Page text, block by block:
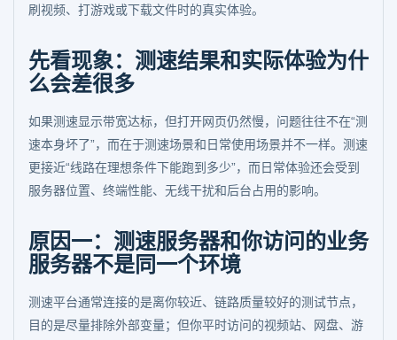
刷视频、打游戏或下载文件时的真实体验。
先看现象：测速结果和实际体验为什
么会差很多
如果测速显示带宽达标，但打开网页仍然慢，问题往往不在“测
速本身坏了”，而在于测速场景和日常使用场景并不一样。测速
更接近“线路在理想条件下能跑到多少”，而日常体验还会受到
服务器位置、终端性能、无线干扰和后台占用的影响。
原因一：测速服务器和你访问的业务
服务器不是同一个环境
测速平台通常连接的是离你较近、链路质量较好的测试节点，
目的是尽量排除外部变量；但你平时访问的视频站、网盘、游